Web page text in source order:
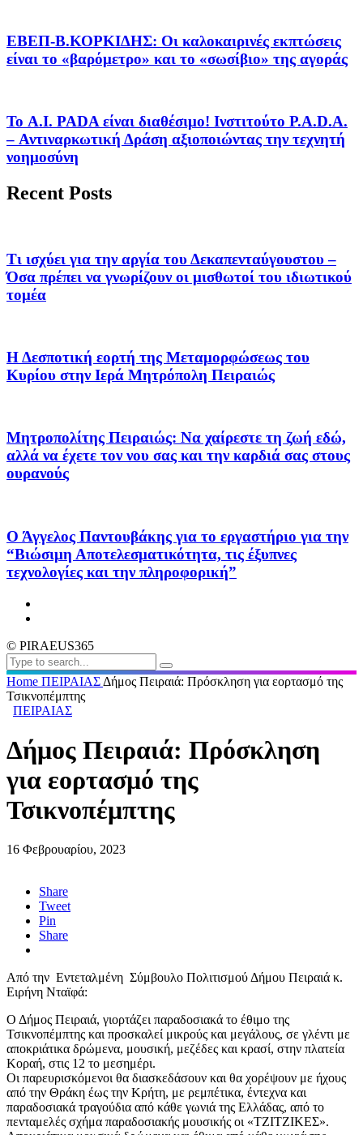
EΒΕΠ-Β.ΚΟΡΚΙΔΗΣ: Οι καλοκαιρινές εκπτώσεις
είναι το «βαρόμετρο» και το «σωσίβιο» της αγοράς
Το A.I. PADA είναι διαθέσιμο! Ινστιτούτο P.A.D.A.
– Αντιναρκωτική Δράση αξιοποιώντας την τεχνητή
νοημοσύνη
Recent Posts
Τι ισχύει για την αργία του Δεκαπενταύγουστου –
Όσα πρέπει να γνωρίζουν οι μισθωτοί του ιδιωτικού
τομέα
Η Δεσποτική εορτή της Μεταμορφώσεως του
Κυρίου στην Ιερά Μητρόπολη Πειραιώς
Μητροπολίτης Πειραιώς: Να χαίρεστε τη ζωή εδώ,
αλλά να έχετε τον νου σας και την καρδιά σας στους
ουρανούς
Ο Άγγελος Παντουβάκης για το εργαστήριο για την
“Βιώσιμη Αποτελεσματικότητα, τις έξυπνες
τεχνολογίες και την πληροφορική”
© PIRAEUS365
Home ΠΕΙΡΑΙΑΣ Δήμος Πειραιά: Πρόσκληση για εορτασμό της
Τσικνοπέμπτης
ΠΕΙΡΑΙΑΣ
Δήμος Πειραιά: Πρόσκληση
για εορτασμό της
Τσικνοπέμπτης
16 Φεβρουαρίου, 2023
Share
Tweet
Pin
Share
Από την Εντεταλμένη Σύμβουλο Πολιτισμού Δήμου Πειραιά κ.
Ειρήνη Νταϊφά:
Ο Δήμος Πειραιά, γιορτάζει παραδοσιακά το έθιμο της
Τσικνοπέμπτης και προσκαλεί μικρούς και μεγάλους, σε γλέντι με
αποκριάτικα δρώμενα, μουσική, μεζέδες και κρασί, στην πλατεία
Κοραή, στις 12 το μεσημέρι.
Οι παρευρισκόμενοι θα διασκεδάσουν και θα χορέψουν με ήχους
από την Θράκη έως την Κρήτη, με ρεμπέτικα, έντεχνα και
παραδοσιακά τραγούδια από κάθε γωνιά της Ελλάδας, από το
πενταμελές σχήμα παραδοσιακής μουσικής οι «ΤΖΙΤΖΙΚΕΣ».